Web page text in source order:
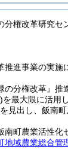
権改革研究セ
推進事業の実
の分権改革』
を最大限に活用
見出し、飯南
町農業活性化
地域農業総合管